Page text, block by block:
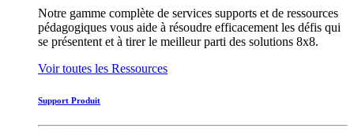
Notre gamme complète de services supports et de ressources
pédagogiques vous aide à résoudre efficacement les défis qui
se présentent et à tirer le meilleur parti des solutions 8x8.
Voir toutes les Ressources
Support Produit